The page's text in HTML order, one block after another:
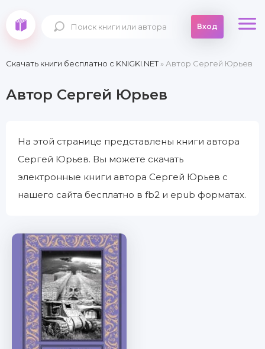
Вход
Скачать книги бесплатно c KNIGKI.NET» Автор Сергей Юрьев
Автор Сергей Юрьев
На этой странице представлены книги автора
Сергей Юрьев. Вы можете скачать
электронные книги автора Сергей Юрьев с
нашего сайта бесплатно в fb2 и epub форматах.